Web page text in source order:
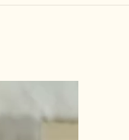
しつけ教室 その他の料金